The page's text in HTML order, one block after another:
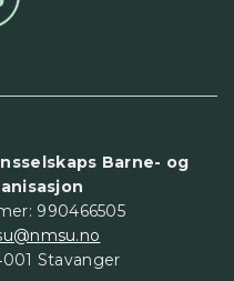
Barne- og
990466505
Stavanger